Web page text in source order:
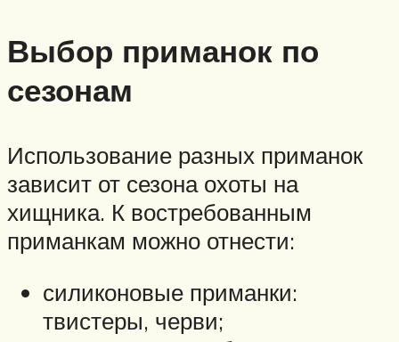
Выбор приманок по
сезонам
Использование разных приманок
зависит от сезона охоты на
хищника. К востребованным
приманкам можно отнести:
силиконовые приманки:
твистеры, черви;